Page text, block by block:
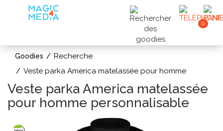
0
Goodies
Recherche
Veste parka America matelassée pour homme
Veste parka America matelassée
pour homme personnalisable